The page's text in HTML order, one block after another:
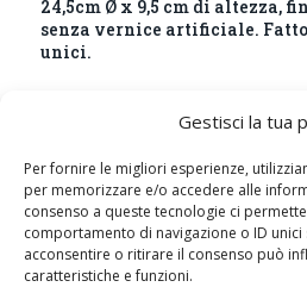
Gestisci la tua
Per fornire le migliori esperienze,
per memorizzare e/o accedere alle
consenso a queste tecnologie ci
comportamento di navigazione o ID unici
acconsentire o ritirare il consenso può
caratteristiche e funzioni.
24,5cm Ø x 9,5 cm di altezza,
senza vernice artificiale.
unici.